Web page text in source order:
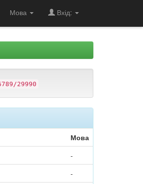
Мова Вхід:
29990
Мова
-
-